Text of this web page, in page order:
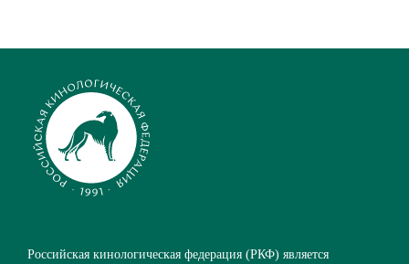
Российская кинологическая федерация (РКФ) является